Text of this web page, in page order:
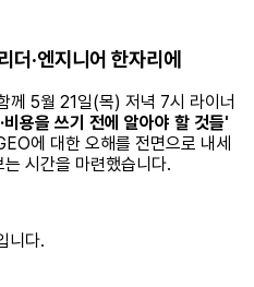
더·엔지니어 한자리에
께 5월 21일(목) 저녁 7시 라이너
용을 쓰기 전에 알아야 할 것들'
에 대한 오해를 전면으로 내세
시간을 마련했습니다.
니다.